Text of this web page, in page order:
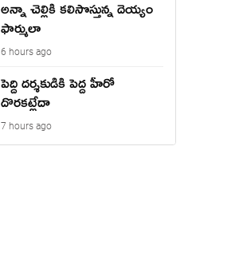
అన్నా చెల్లికి కలిసొస్తున్న దెయ్యం
ఫార్ములా
6 hours ago
పెద్ది దర్శకుడికి పెద్ద హీరో
దొరకట్లేదా
7 hours ago